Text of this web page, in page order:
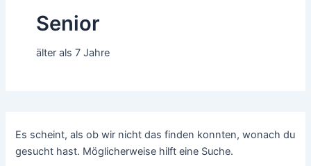
Senior
älter als 7 Jahre
Es scheint, als ob wir nicht das finden konnten, wonach du
gesucht hast. Möglicherweise hilft eine Suche.